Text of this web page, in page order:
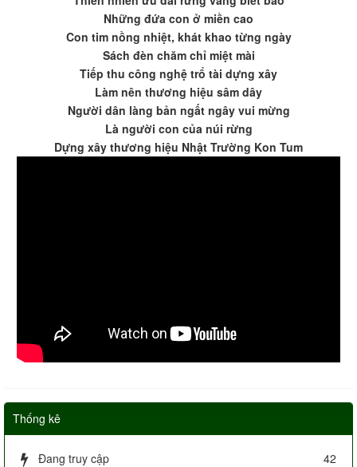
Những đứa con ở miền cao
Con tim nồng nhiệt, khát khao từng ngày
Sách đèn chăm chỉ miệt mài
Tiếp thu công nghệ trổ tài dựng xây
Làm nên thương hiệu sâm dây
Người dân làng bản ngất ngây vui mừng
Là người con của núi rừng
Dựng xây thương hiệu Nhật Trường Kon Tum
Thống kê
Đang truy cập
42